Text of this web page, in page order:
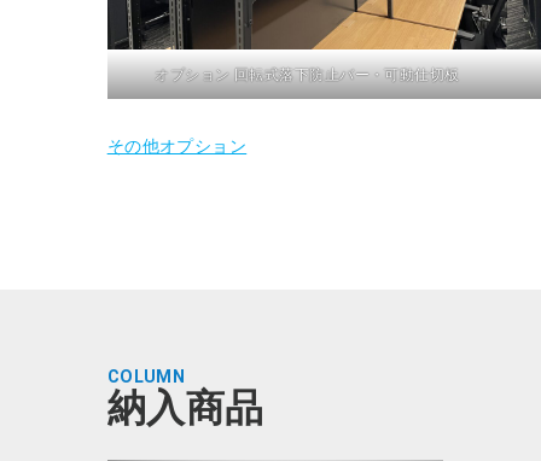
オプション 回転式落下防止バー・可動仕切板
その他オプション
COLUMN
納入商品